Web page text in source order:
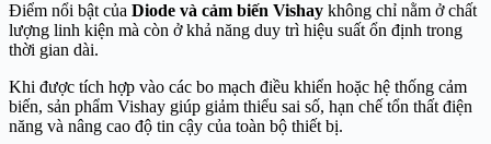
Điểm nổi bật của Diode và cảm biến Vishay không chỉ nằm ở chất
lượng linh kiện mà còn ở khả năng duy trì hiệu suất ổn định trong
thời gian dài.
Khi được tích hợp vào các bo mạch điều khiển hoặc hệ thống cảm
biến, sản phẩm Vishay giúp giảm thiểu sai số, hạn chế tổn thất điện
năng và nâng cao độ tin cậy của toàn bộ thiết bị.